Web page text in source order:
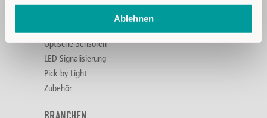
Ablehnen
Optische Sensoren
LED Signalisierung
Pick-by-Light
Zubehör